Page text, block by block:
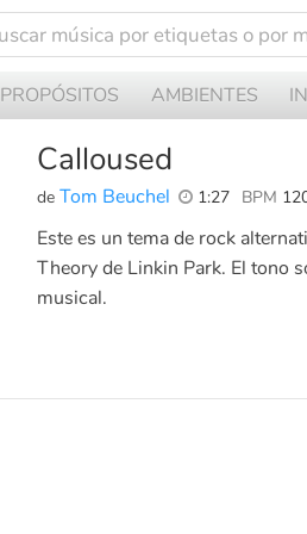
PROPÓSITOS AMBIENTES
Calloused
de Tom Beuchel 1:27 BPM
Este es un tema de rock
Theory de Linkin Park. El tono
musical.